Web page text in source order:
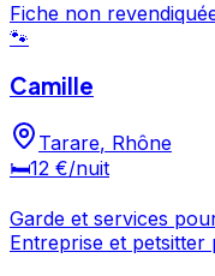
Rhône. Découvrez ses prestations et contactez-le
directement depuis sa fiche. Luna and No,
un professionnel du
Fiche non
🐾
Camille
Tarare, Rhône
🛏️12 €/nuit
Garde et services
Entreprise et